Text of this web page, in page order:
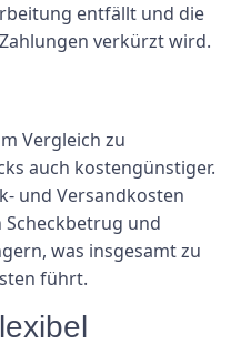
entfällt und die
verkürzt wird.
Vergleich zu
auch kostengünstiger.
und Versandkosten
Scheckbetrug und
was insgesamt zu
führt.